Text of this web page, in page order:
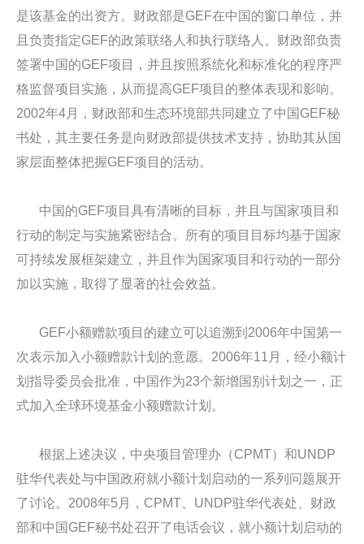
是该基金的出资方。财政部是GEF在中国的窗口单位，并
且负责指定GEF的政策联络人和执行联络人。财政部负责
签署中国的GEF项目，并且按照系统化和标准化的程序严
格监督项目实施，从而提高GEF项目的整体表现和影响。
2002年4月，财政部和生态环境部共同建立了中国GEF秘
书处，其主要任务是向财政部提供技术支持，协助其从国
家层面整体把握GEF项目的活动。
中国的GEF项目具有清晰的目标，并且与国家项目和
行动的制定与实施紧密结合。所有的项目目标均基于国家
可持续发展框架建立，并且作为国家项目和行动的一部分
加以实施，取得了显著的社会效益。
GEF小额赠款项目的建立可以追溯到2006年中国第一
次表示加入小额赠款计划的意愿。2006年11月，经小额计
划指导委员会批准，中国作为23个新增国别计划之一，正
式加入全球环境基金小额赠款计划。
根据上述决议，中央项目管理办（CPMT）和UNDP
驻华代表处与中国政府就小额计划启动的一系列问题展开
了讨论。2008年5月，CPMT、UNDP驻华代表处、财政
部和中国GEF秘书处召开了电话会议，就小额计划启动的